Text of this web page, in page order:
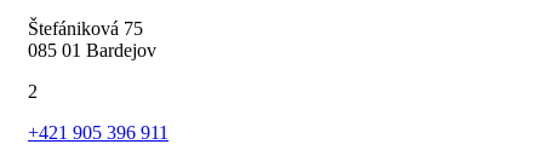
Štefániková 75
085 01 Bardejov
2
+421 905 396 911